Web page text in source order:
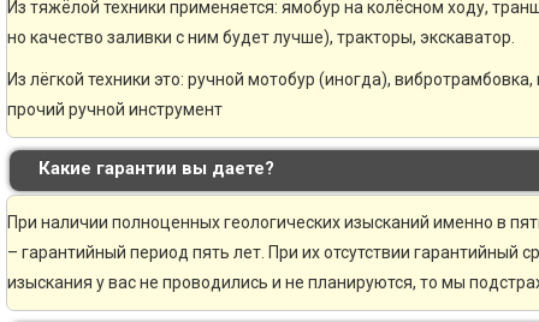
Из тяжёлой техники применяется: ямобур на колёсном ходу,
но качество заливки с ним будет лучше), тракторы, экскаватор.
Из лёгкой техники это: ручной мотобур (иногда),
прочий ручной инструмент
Какие гарантии вы даете?
При наличии полноценных геологических изысканий именно в
– гарантийный период пять лет. При их отсутствии гарантийный
изыскания у вас не проводились и не планируются, то мы